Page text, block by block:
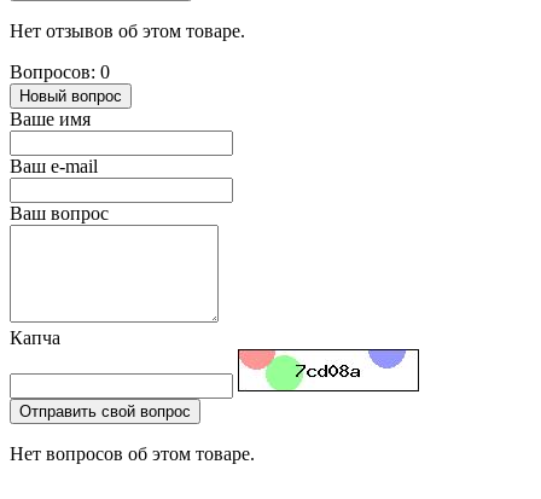
Нет отзывов об этом товаре.
Вопросов: 0
Новый вопрос
Ваше имя
Ваш e-mail
Ваш вопрос
Капча
Отправить свой вопрос
Нет вопросов об этом товаре.